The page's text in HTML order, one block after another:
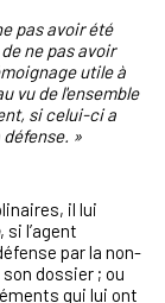
pas avoir été
ne pas avoir
utile à
vu de l'ensemble
si celui-ci a
»
il lui
, si l’agent
par la non-
dossier ; ou
qui lui ont